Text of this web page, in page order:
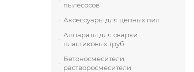
пылесосов
Аксессуары для цепных пил
Аппараты для сварки
пластиковых труб
Бетоносмесители,
растворосмесители